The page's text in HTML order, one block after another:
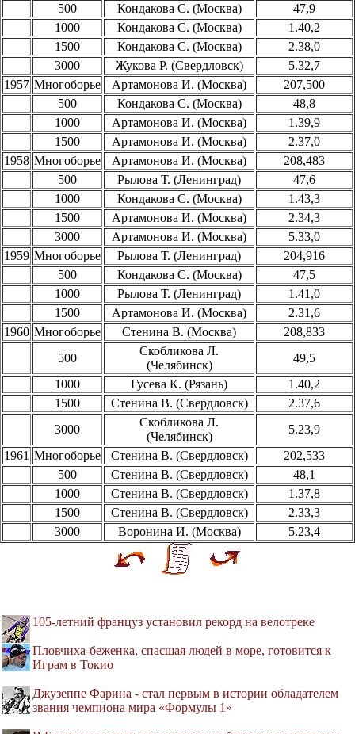
500 Кондакова С. (Москва)
47,9
1000
Кондакова С. (Москва)
1.40,2
1500
Кондакова С. (Москва)
2.38,0
3000
Жукова Р. (Свердловск)
5.32,7
1957 Многоборье Артамонова И. (Москва)
207,500
500
Кондакова С. (Москва)
48,8
1000
Артамонова И. (Москва)
1.39,9
1500
Артамонова И. (Москва)
2.37,0
1958 Многоборье Артамонова И. (Москва)
208,483
500
Рылова Т. (Ленинград)
47,6
1000
Кондакова С. (Москва)
1.43,3
1500
Артамонова И. (Москва)
2.34,3
3000
Артамонова И. (Москва)
5.33,0
1959 Многоборье Рылова Т. (Ленинград)
204,916
500
Кондакова С. (Москва)
47,5
1000
Рылова Т. (Ленинград)
1.41,0
1500
Артамонова И. (Москва)
2.31,6
1960 Многоборье Стенина В. (Москва)
208,833
500
Скобликова Л.
(Челябинск)
49,5
1000
Гусева К. (Рязань)
1.40,2
1500
Стенина В. (Свердловск)
2.37,6
3000
Скобликова Л.
(Челябинск)
5.23,9
1961 Многоборье Стенина В. (Свердловск)
202,533
500
Стенина В. (Свердловск)
48,1
1000
Стенина В. (Свердловск)
1.37,8
1500
Стенина В. (Свердловск)
2.33,3
3000
Воронина И. (Москва) 5.23,4
105-летний француз установил рекорд на велотреке
Пловчиха-беженка, спасшая людей в море, готовится к
Играм в Токио
Джузеппе Фарина - стал первым в истории обладателем
звания чемпиона мира «Формулы 1»